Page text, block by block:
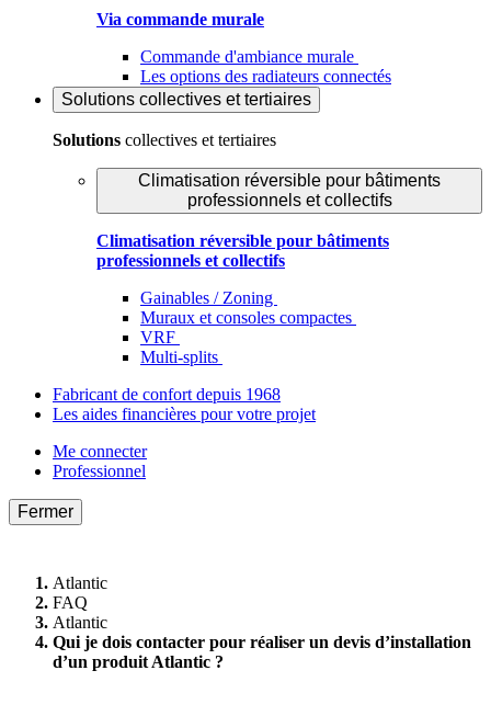
Via commande murale
Commande d'ambiance murale
Les options des radiateurs connectés
Solutions collectives et tertiaires
Solutions collectives et tertiaires
Climatisation réversible pour bâtiments
professionnels et collectifs
Climatisation réversible pour bâtiments
professionnels et collectifs
Gainables / Zoning
Muraux et consoles compactes
VRF
Multi-splits
Fabricant de confort depuis 1968
Les aides financières pour votre projet
Me connecter
Professionnel
Fermer
Atlantic
FAQ
Atlantic
Qui je dois contacter pour réaliser un devis d’installation
d’un produit Atlantic ?